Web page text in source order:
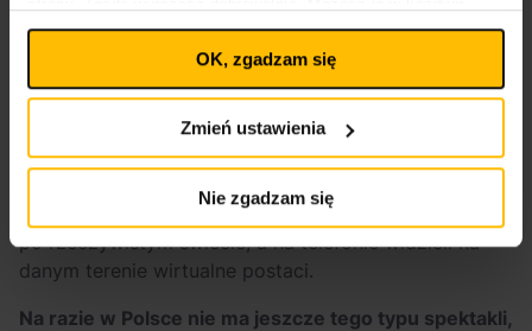
plików cookies
wpływa na legalność uprzedniego przetwarzania.
Polityka plików cookies
OK, zgadzam się
Zmień ustawienia
Nie zgadzam się
VR.Polega ona na wprowadzeniu nowego wymiaru
której można zobaczyć dodatkowe elementy
przedstawienia, łączące się ze światem
W ten sposób widzowie mogą
podejmować decyzje o tym, jak przebiegnie dalsza
) jest gra Pokemon GO, w której ludzie chodzili
po rzeczywistym świecie, a na telefonie widzieli na
danym terenie wirtualne postaci.
Na razie w Polsce nie ma jeszcze tego typu spektakli,